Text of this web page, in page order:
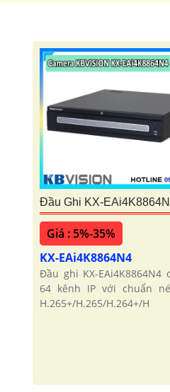
Đầu Ghi KX-
Giá : 5%-35%
KX-EAi4K8864N4
Đầu ghi KX-EAi4K8864N4
64 kênh IP với chuẩn
H.265+/H.265/H.264+/H